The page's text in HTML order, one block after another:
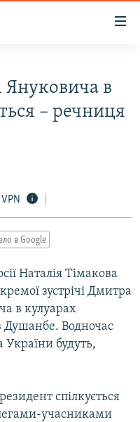
Януковича в
– речниця
в Google
Наталiя Тiмакова
зустрічі Дмитра
в кулуарах
Душанбе. Водночас
України будуть,
спiлкується
учасниками